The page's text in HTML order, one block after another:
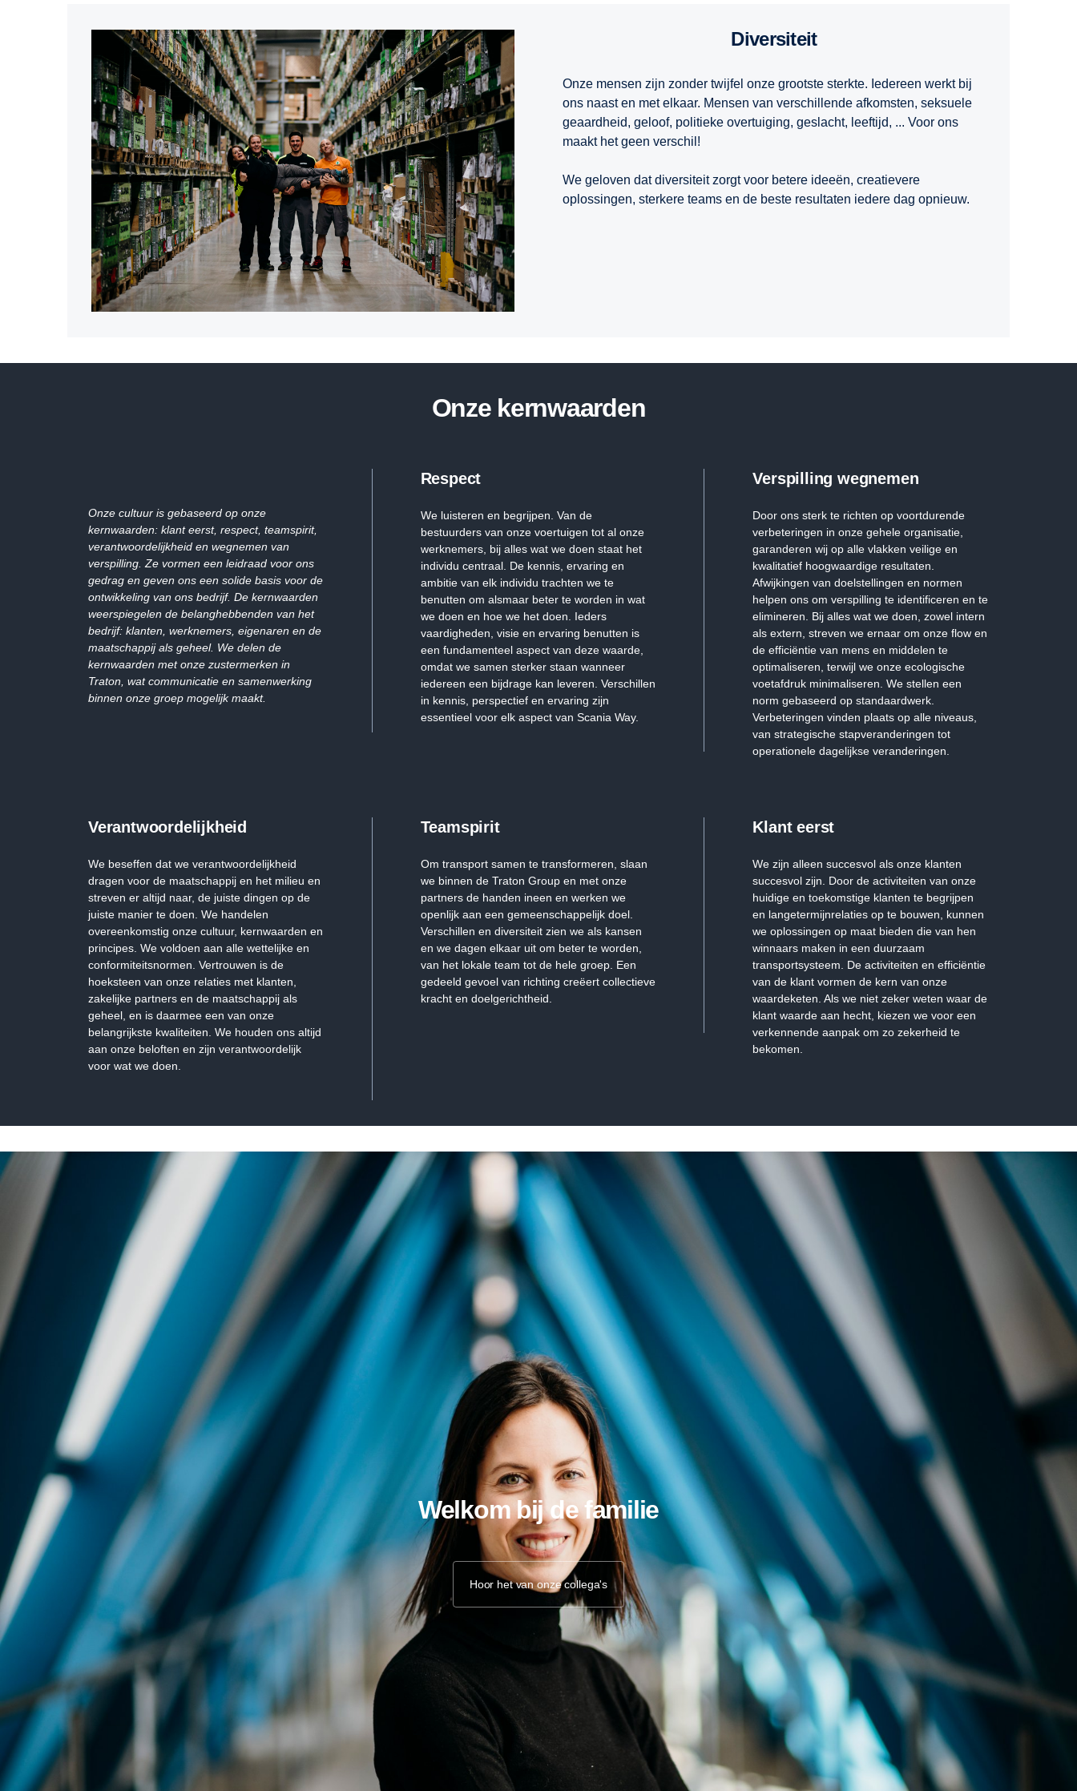
Diversiteit
Onze mensen zijn zonder twijfel onze grootste sterkte. Iedereen werkt bij
ons naast en met elkaar. Mensen van verschillende afkomsten, seksuele
geaardheid, geloof, politieke overtuiging, geslacht, leeftijd, ... Voor ons
maakt het geen verschil!
We geloven dat diversiteit zorgt voor betere ideeën, creatievere
oplossingen, sterkere teams en de beste resultaten iedere dag opnieuw.
Onze kernwaarden
Onze cultuur is gebaseerd op onze
kernwaarden: klant eerst, respect, teamspirit,
verantwoordelijkheid en wegnemen van
verspilling. Ze vormen een leidraad voor ons
gedrag en geven ons een solide basis voor de
ontwikkeling van ons bedrijf. De kernwaarden
weerspiegelen de belanghebbenden van het
bedrijf: klanten, werknemers, eigenaren en de
maatschappij als geheel. We delen de
kernwaarden met onze zustermerken in
Traton, wat communicatie en samenwerking
binnen onze groep mogelijk maakt.
Respect
We luisteren en begrijpen. Van de
bestuurders van onze voertuigen tot al onze
werknemers, bij alles wat we doen staat het
individu centraal. De kennis, ervaring en
ambitie van elk individu trachten we te
benutten om alsmaar beter te worden in wat
we doen en hoe we het doen. Ieders
vaardigheden, visie en ervaring benutten is
een fundamenteel aspect van deze waarde,
omdat we samen sterker staan wanneer
iedereen een bijdrage kan leveren. Verschillen
in kennis, perspectief en ervaring zijn
essentieel voor elk aspect van Scania Way.
Verspilling wegnemen
Door ons sterk te richten op voortdurende
verbeteringen in onze gehele organisatie,
garanderen wij op alle vlakken veilige en
kwalitatief hoogwaardige resultaten.
Afwijkingen van doelstellingen en normen
helpen ons om verspilling te identificeren en te
elimineren. Bij alles wat we doen, zowel intern
als extern, streven we ernaar om onze flow en
de efficiëntie van mens en middelen te
optimaliseren, terwijl we onze ecologische
voetafdruk minimaliseren. We stellen een
norm gebaseerd op standaardwerk.
Verbeteringen vinden plaats op alle niveaus,
van strategische stapveranderingen tot
operationele dagelijkse veranderingen.
Verantwoordelijkheid
We beseffen dat we verantwoordelijkheid
dragen voor de maatschappij en het milieu en
streven er altijd naar, de juiste dingen op de
juiste manier te doen. We handelen
overeenkomstig onze cultuur, kernwaarden en
principes. We voldoen aan alle wettelijke en
conformiteitsnormen. Vertrouwen is de
hoeksteen van onze relaties met klanten,
zakelijke partners en de maatschappij als
geheel, en is daarmee een van onze
belangrijkste kwaliteiten. We houden ons altijd
aan onze beloften en zijn verantwoordelijk
voor wat we doen.
Teamspirit
Om transport samen te transformeren, slaan
we binnen de Traton Group en met onze
partners de handen ineen en werken we
openlijk aan een gemeenschappelijk doel.
Verschillen en diversiteit zien we als kansen
en we dagen elkaar uit om beter te worden,
van het lokale team tot de hele groep. Een
gedeeld gevoel van richting creëert collectieve
kracht en doelgerichtheid.
klant eerst
We zijn alleen succesvol als onze klanten
succesvol zijn. Door de activiteiten van onze
huidige en toekomstige klanten te begrijpen
en langetermijnrelaties op te bouwen, kunnen
we oplossingen op maat bieden die van hen
winnaars maken in een duurzaam
transportsysteem. De activiteiten en efficiëntie
van de klant vormen de kern van onze
waardeketen. Als we niet zeker weten waar de
klant waarde aan hecht, kiezen we voor een
verkennende aanpak om zo zekerheid te
bekomen.
Welkom bij de familie
Hoor het van onze collega's